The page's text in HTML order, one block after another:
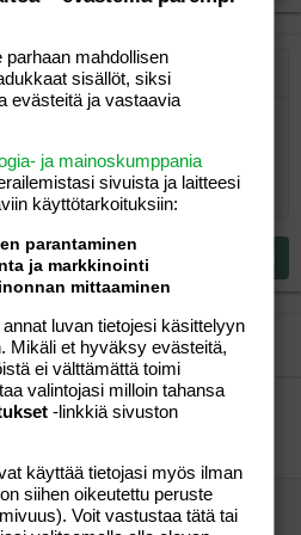
lista
sisennystä
sisennystä
editoriin…
hyperlinkki
Lisää kuva
HymiötLaajennettuun
Kumoa
New
MS
1
line
luonnos
Lähetä vastaus
10.10.2009)
10.10.2009)
parhaan mahdollisen
sisällöt, siksi
evästeitä ja vastaavia
ja mainoskumppania
sivuista ja laitteesi
käyttötarkoituksiin:
parantaminen
ja markkinointi
mittaaminen
luvan tietojesi käsittelyyn
Mikäli et hyväksy evästeitä,
ei välttämättä toimi
valintojasi milloin tahansa
-linkkiä sivuston
käyttää tietojasi myös ilman
siihen oikeutettu peruste
Voit vastustaa tätä tai